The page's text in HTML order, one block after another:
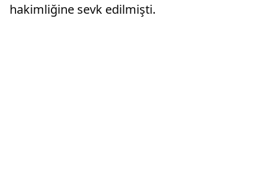
hakimliğine sevk edilmişti.